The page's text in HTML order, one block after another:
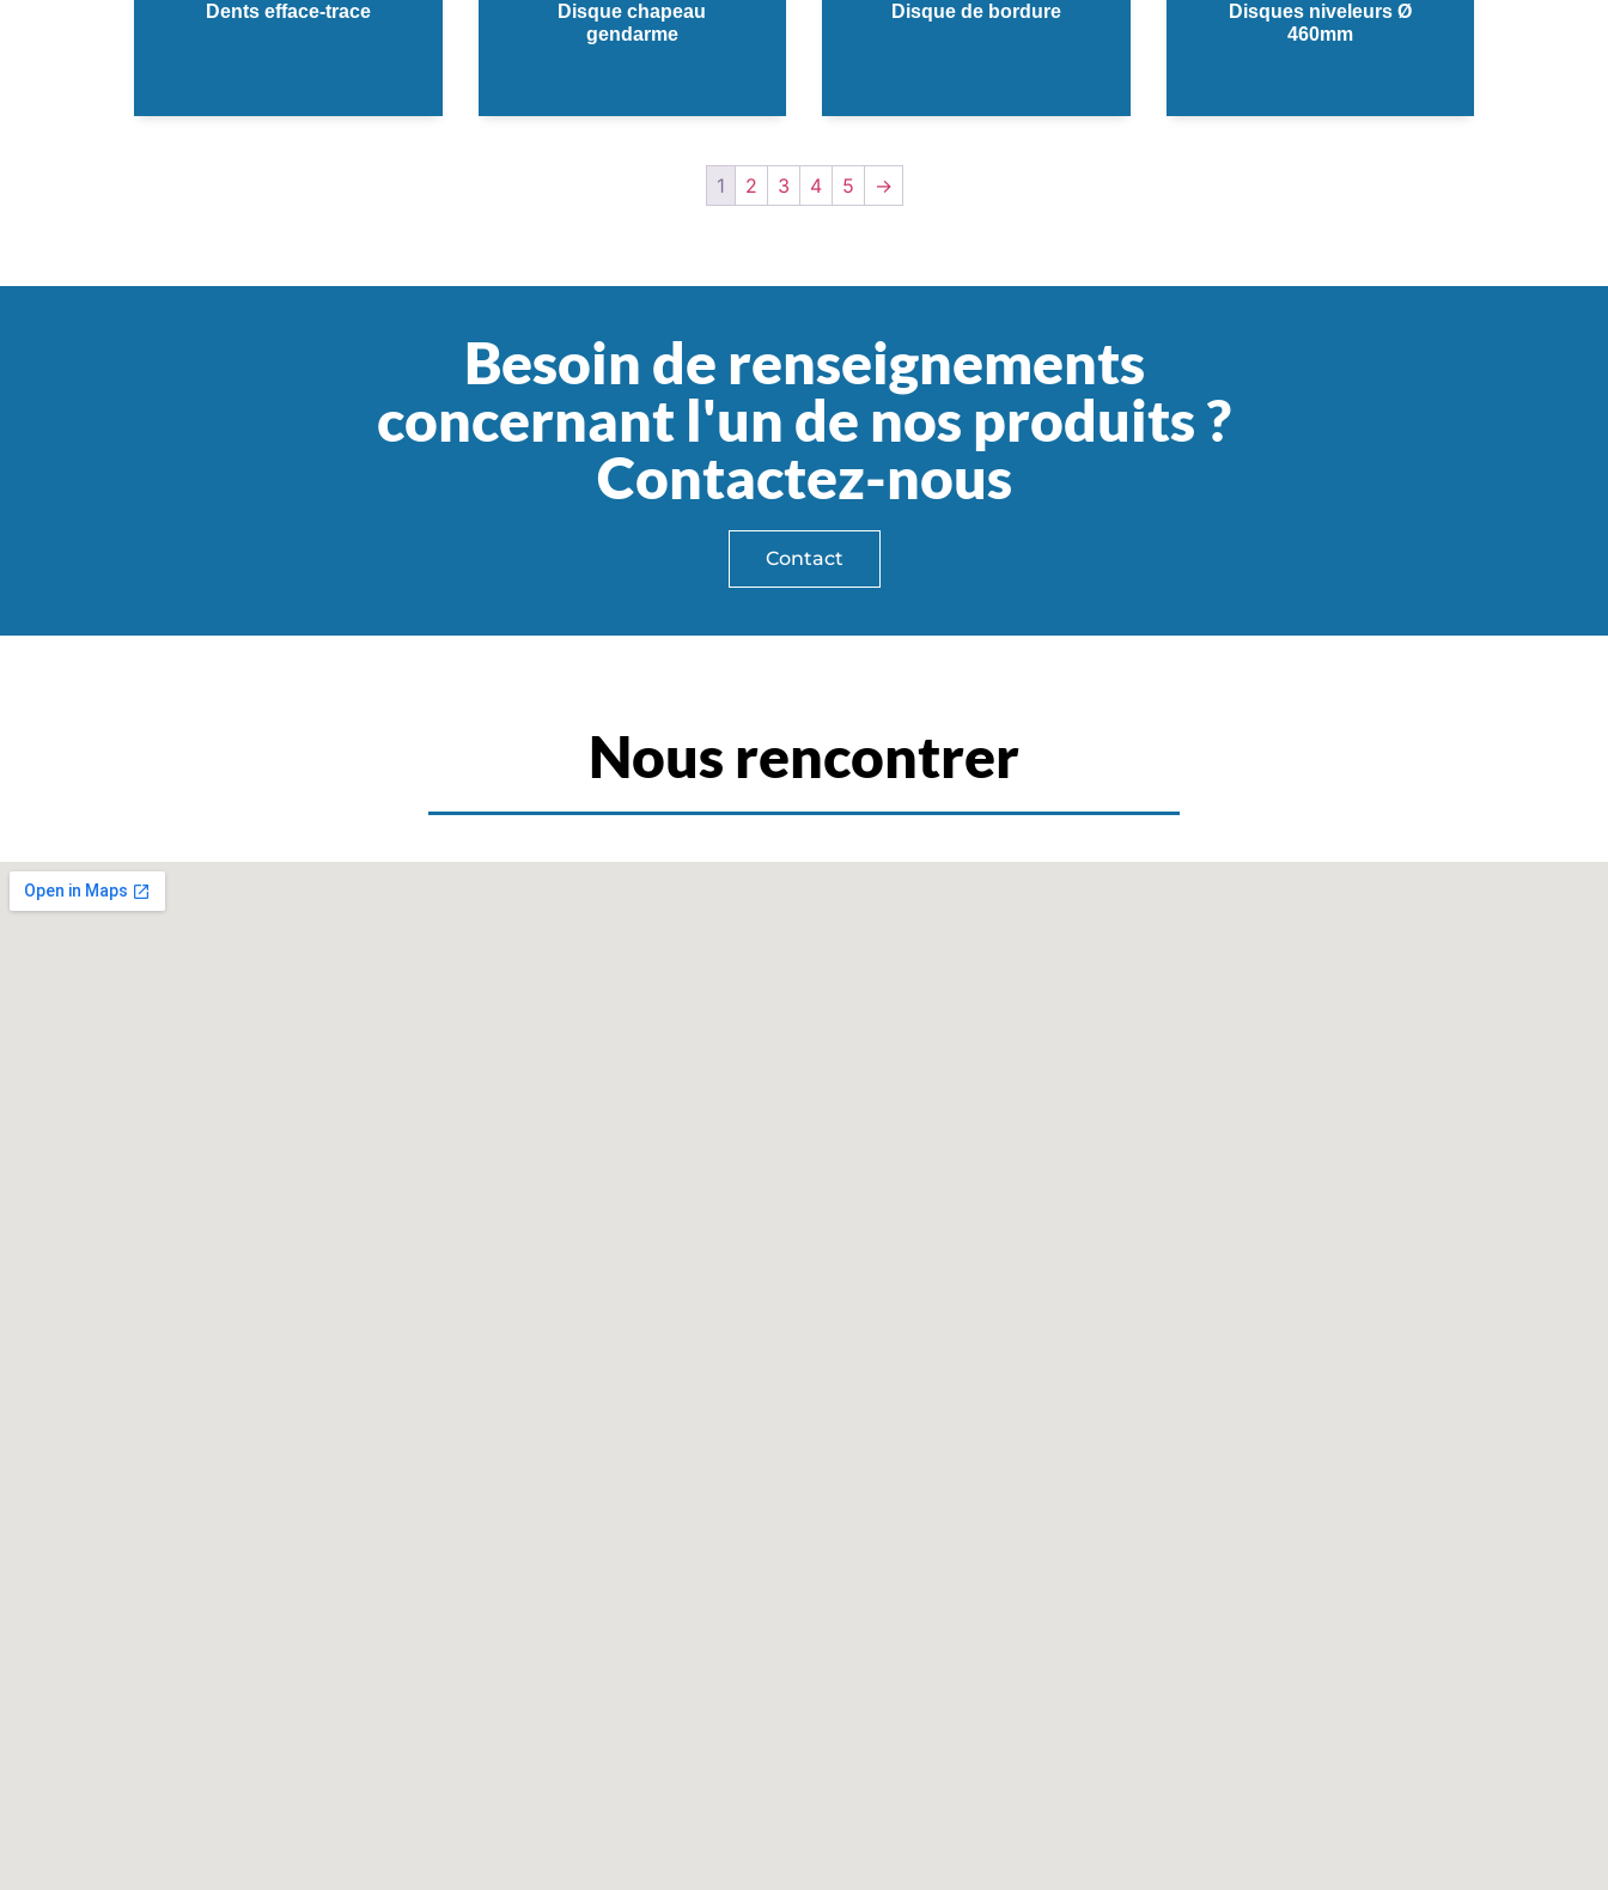
Dents efface-trace
Disque chapeau
gendarme
Disque de bordure
Disques niveleurs Ø
460mm
1 2 3 4 5 →
Besoin de renseignements
concernant l'un de nos produits ?
Contactez-nous
Contact
Nous rencontrer